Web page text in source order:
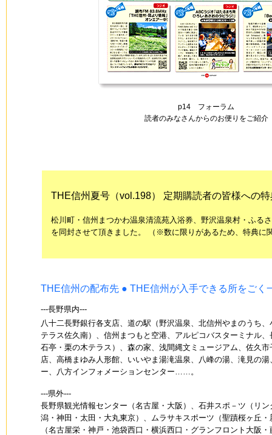
p14 フォーラム
読者のみなさんからのお便りをご紹介
THE信州夏号（vol.198） 定期購読者の皆様への
松川町・信州まつかわ温泉清流苑入浴券、野沢温泉村・ふる
を同封させて頂きました。 （※数に限りがあるため、特典に
THE信州の配布先 ● THE信州が入手できる所をごく
---長野県内---
八十二長野銀行各支店、道の駅（野沢温泉、北信州やまのうち
テラス佐久南）、信州まつもと空港、アルピコバスターミナル
石亭・栗の木テラス）、森の家、浅間縄文ミュージアム、佐久
店、高橋まゆみ人形館、いいやま湯滝温泉、八峰の湯、滝見の
ー、八方インフォメーションセンター……。
---県外---
長野県観光情報センター（名古屋・大阪）、石井スポ－ツ（リ
潟・神田・太田・大丸東京）、ムラサキスポーツ（聖蹟桜ヶ丘
（名古屋栄・神戸・池袋西口・横浜西口・グランフロント大阪